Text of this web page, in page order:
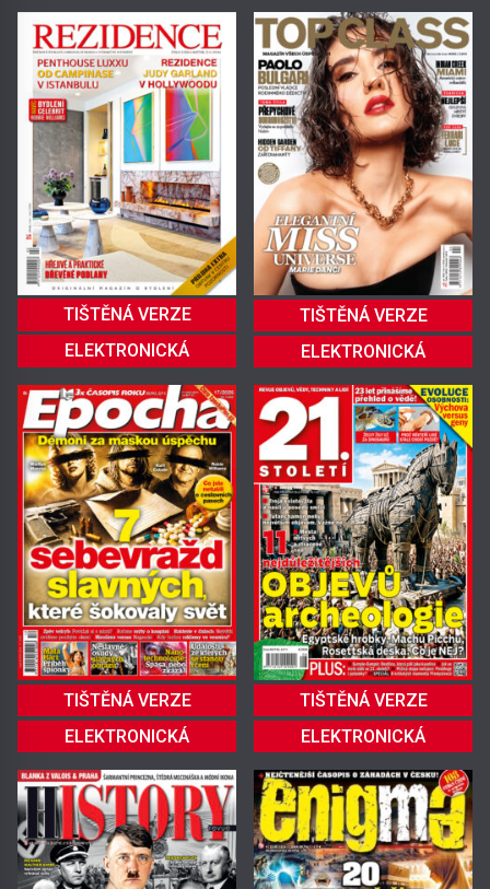
TIŠTĚNÁ VERZE
ELEKTRONICKÁ
TIŠTĚNÁ VERZE
ELEKTRONICKÁ
TIŠTĚNÁ VERZE
ELEKTRONICKÁ
TIŠTĚNÁ VERZE
ELEKTRONICKÁ